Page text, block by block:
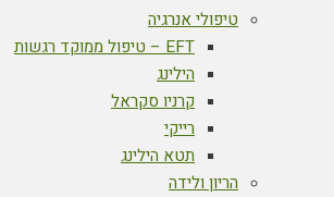
טיפולי אנרגיה
EFT – טיפול ממוקד רגשות
הילינג
קרניו סקראל
רייקי
תטא הילינג
הריון ולידה